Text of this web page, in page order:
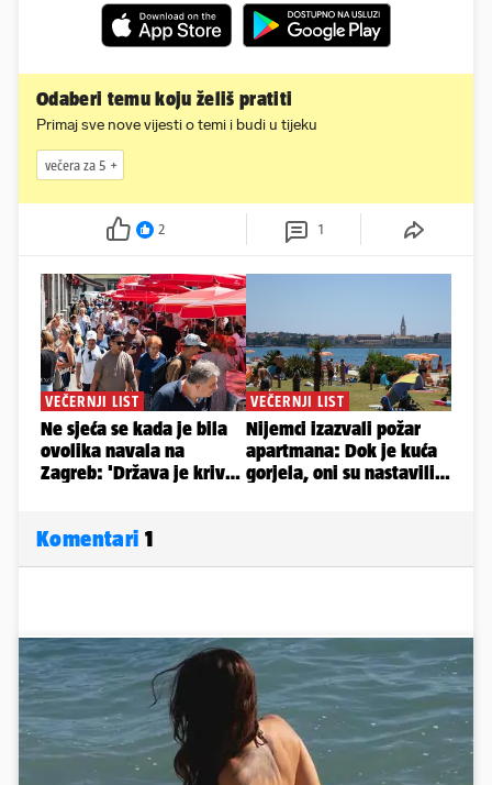
Odaberi temu koju želiš pratiti
Primaj sve nove vijesti o temi i budi u tijeku
večera za 5
2 1
Komentari 1